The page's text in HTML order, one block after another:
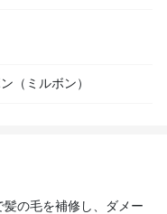
（ミルボン）
の毛を補修し、ダメー